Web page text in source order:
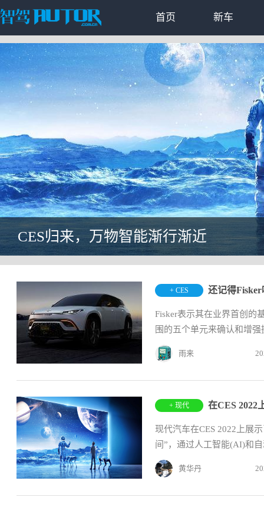
首页 新车
CES归来，万物智能渐行渐近
+ CES 还记得
Fisker表示其在业界首创的
围的五个单元来确认和增
雨来
+ 现代 在CES 2022
现代汽车在CES 2022上展
间”，通过人工智能(AI)和
黄华丹